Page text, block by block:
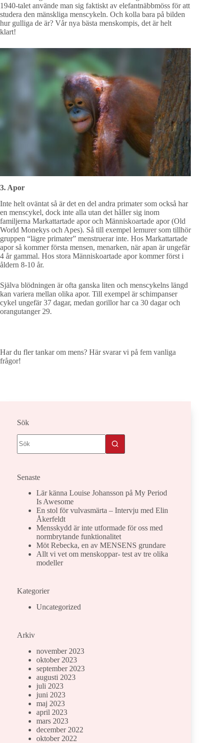
1940-talet använde man sig faktiskt av elefantnäbbmöss för att
studera den mänskliga menscykeln. Och kolla bara på bilden
hur gulliga de är? Vår nya bästa menskompis, det är helt
klart!
3. Apor
Inte helt oväntat så är det en del andra primater som också har
en menscykel, dock inte alla utan det håller sig inom
familjerna Markattartade apor och Människoartade apor (Old
World Monekys och Apes). Så till exempel lemurer som tillhör
gruppen “lägre primater” menstruerar inte. Hos Markattartade
apor så kommer första mensen, menarken, när apan är ungefär
4 år gammal. Hos stora Människoartade apor kommer först i
åldern 8-10 år.
Själva blödningen är ofta ganska liten och menscykelns längd
kan variera mellan olika apor. Till exempel är schimpanser
cykel ungefär 37 dagar, medan gorillor har ca 30 dagar och
orangutanger 29.
Har du fler tankar om mens? Här svarar vi på fem vanliga
frågor!
Sök
Senaste
Lär känna Louise Johansson på My Period
Is Awesome
En stol för vulvasmärta – Intervju med Elin
Åkerfeldt
Mensskydd är inte utformade för oss med
normbrytande funktionalitet
Möt Rebecka, en av MENSENS grundare
Allt vi vet om menskoppar- test av tre olika
modeller
Kategorier
Uncategorized
Arkiv
november 2023
oktober 2023
september 2023
augusti 2023
juli 2023
juni 2023
maj 2023
april 2023
mars 2023
december 2022
oktober 2022